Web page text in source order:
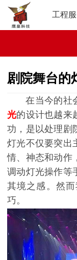
工程
剧院舞台的
在当今的社
光的设计也越来
功，是以处理剧
灯光不仅要突出
情、神态和动作
调动灯光操作等
其境之感。然
巧。